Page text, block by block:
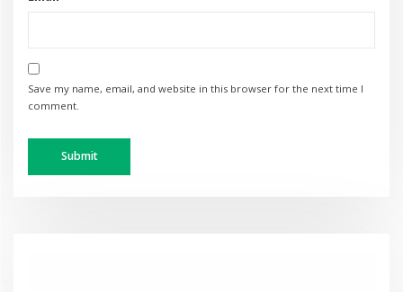
Save my name, email, and website in this browser for the next time I
comment.